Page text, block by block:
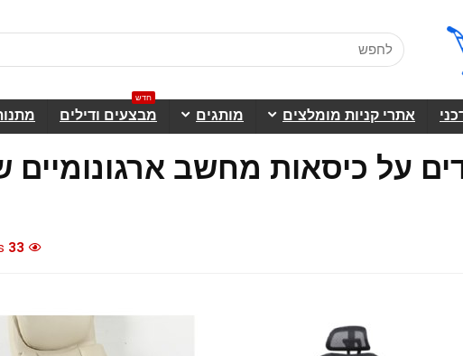
אתרי קניות מומלצים מותגים מבצעים ודילים
חדש
על כיסאות מחשב ארגונומיים
33